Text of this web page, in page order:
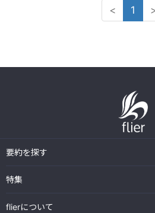
< 1
要約を探す
特集
flierについて